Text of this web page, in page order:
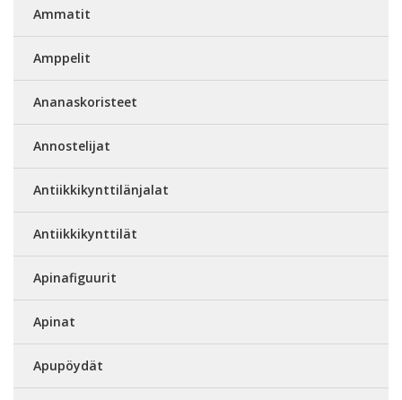
Ammatit
Amppelit
Ananaskoristeet
Annostelijat
Antiikkikynttilänjalat
Antiikkikynttilät
Apinafiguurit
Apinat
Apupöydät